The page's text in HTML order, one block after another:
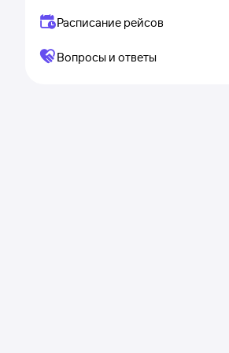
Расписание рейсов
Вопросы и ответы